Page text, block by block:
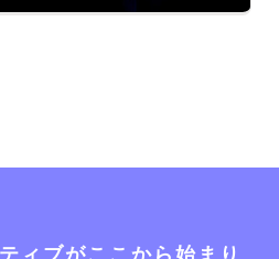
ィブがここから始まり